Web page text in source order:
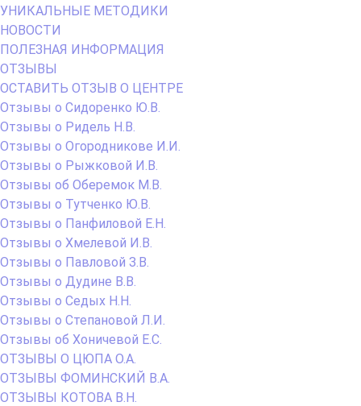
УНИКАЛЬНЫЕ МЕТОДИКИ
НОВОСТИ
ПОЛЕЗНАЯ ИНФОРМАЦИЯ
ОТЗЫВЫ
ОСТАВИТЬ ОТЗЫВ О ЦЕНТРЕ
Отзывы о Сидоренко Ю.В.
Отзывы о Ридель Н.В.
Отзывы о Огородникове И.И.
Отзывы о Рыжковой И.В.
Отзывы об Оберемок М.В.
Отзывы о Тутченко Ю.В.
Отзывы о Панфиловой Е.Н.
Отзывы о Хмелевой И.В.
Отзывы о Павловой З.В.
Отзывы о Дудине В.В.
Отзывы о Седых Н.Н.
Отзывы о Степановой Л.И.
Отзывы об Хоничевой Е.С.
ОТЗЫВЫ О ЦЮПА О.А.
ОТЗЫВЫ ФОМИНСКИЙ В.А.
ОТЗЫВЫ КОТОВА В.Н.